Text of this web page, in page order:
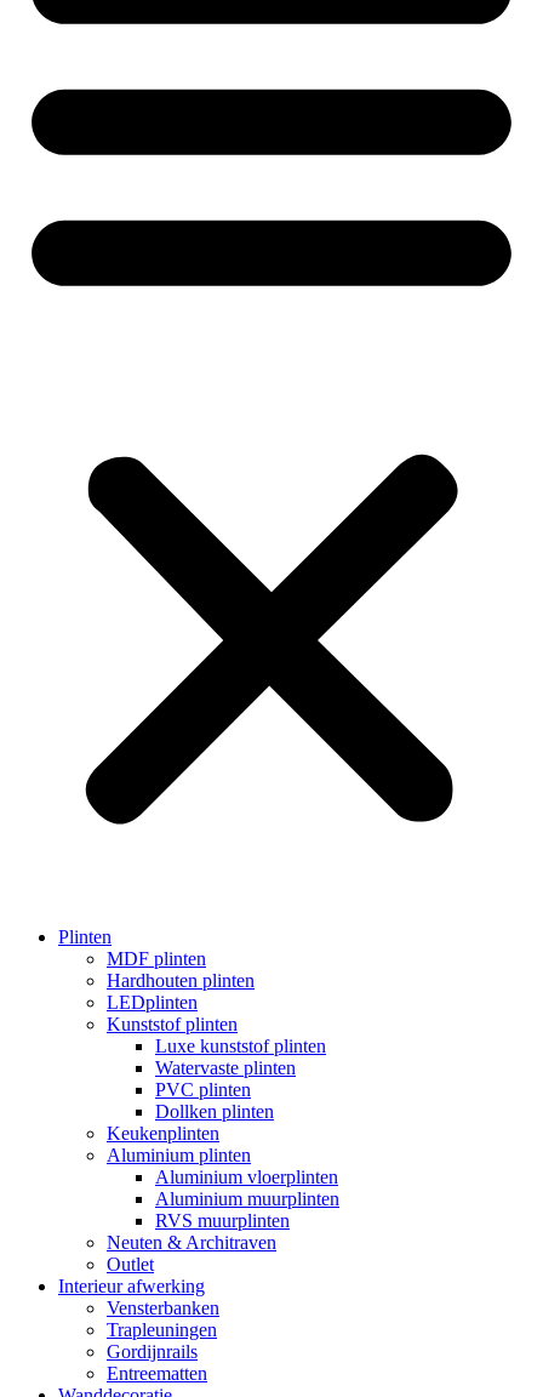
Plinten
MDF plinten
Hardhouten plinten
LEDplinten
Kunststof plinten
Luxe kunststof plinten
Watervaste plinten
PVC plinten
Dollken plinten
Keukenplinten
Aluminium plinten
Aluminium vloerplinten
Aluminium muurplinten
RVS muurplinten
Neuten & Architraven
Outlet
Interieur afwerking
Vensterbanken
Trapleuningen
Gordijnrails
Entreematten